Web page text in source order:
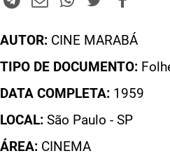
AUTOR: CINE MARABÁ
TIPO DE DOCUMENTO:
DATA COMPLETA: 1959
LOCAL: São Paulo - SP
ÁREA: CINEMA